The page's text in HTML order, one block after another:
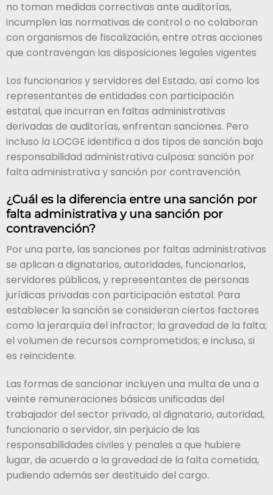
no toman medidas correctivas ante auditorías,
incumplen las normativas de control o no colaboran
con organismos de fiscalización, entre otras acciones
que contravengan las disposiciones legales vigentes
Los funcionarios y servidores del Estado, así como los
representantes de entidades con participación
estatal, que incurran en faltas administrativas
derivadas de auditorías, enfrentan sanciones. Pero
incluso la LOCGE identifica a dos tipos de sanción bajo
responsabilidad administrativa culposa: sanción por
falta administrativa y sanción por contravención.
¿Cuál es la diferencia entre una sanción por
falta administrativa y una sanción por
contravención?
Por una parte, las sanciones por faltas administrativas
se aplican a dignatarios, autoridades, funcionarios,
servidores públicos, y representantes de personas
jurídicas privadas con participación estatal. Para
establecer la sanción se consideran ciertos factores
como la jerarquía del infractor; la gravedad de la falta;
el volumen de recursos comprometidos; e incluso, si
es reincidente.
Las formas de sancionar incluyen una multa de una a
veinte remuneraciones básicas unificadas del
trabajador del sector privado, al dignatario, autoridad,
funcionario o servidor, sin perjuicio de las
responsabilidades civiles y penales a que hubiere
lugar, de acuerdo a la gravedad de la falta cometida,
pudiendo además ser destituido del cargo.